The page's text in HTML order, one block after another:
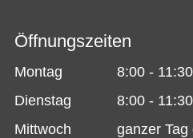
Öffnungszeiten
Montag
8:00 -
Dienstag
8:00 -
Mittwoch
ganzer Tag